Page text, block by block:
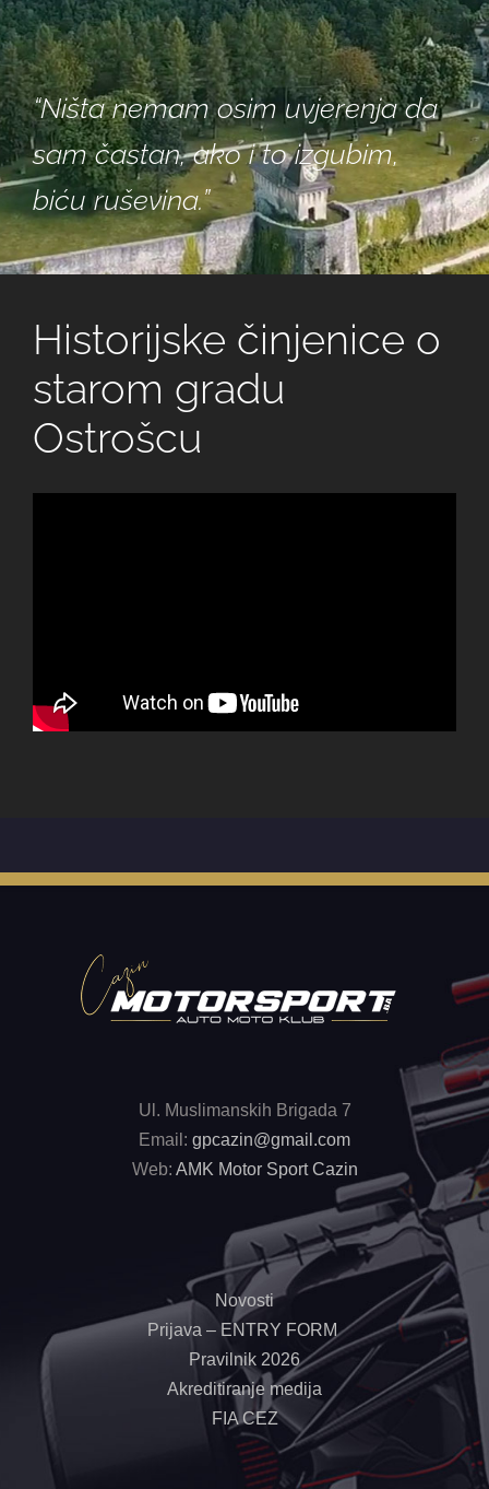
“Ništa nemam osim uvjerenja da
sam častan, ako i to izgubim,
biću ruševina.”
Historijske činjenice o
starom gradu
Ostrošcu
Ul. Muslimanskih Brigada 7
Email: gpcazin@gmail.com
Web: AMK Motor Sport Cazin
Novosti
Prijava – ENTRY FORM
Pravilnik 2026
Akreditiranje medija
FIA CEZ